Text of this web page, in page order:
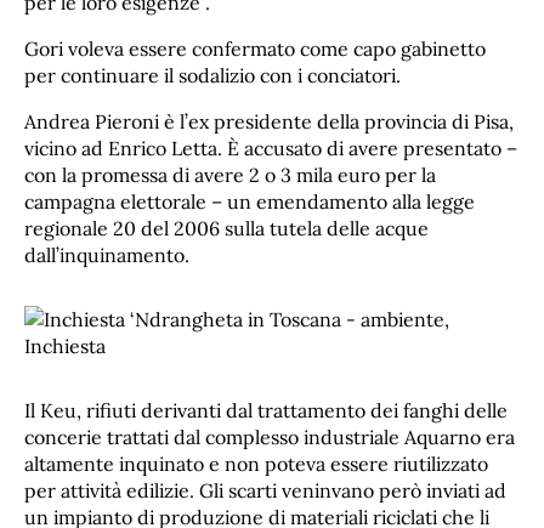
Gori voleva essere confermato come capo gabinetto
per continuare il sodalizio con i conciatori.
Andrea Pieroni è l’ex presidente della provincia di Pisa,
vicino ad Enrico Letta. È accusato di avere presentato –
con la promessa di avere 2 o 3 mila euro per la
campagna elettorale – un emendamento alla legge
regionale 20 del 2006 sulla tutela delle acque
dall’inquinamento.
Il Keu, rifiuti derivanti dal trattamento dei fanghi delle
concerie trattati dal complesso industriale Aquarno era
altamente inquinato e non poteva essere riutilizzato
per attività edilizie. Gli scarti veninvano però inviati ad
un impianto di produzione di materiali riciclati che li